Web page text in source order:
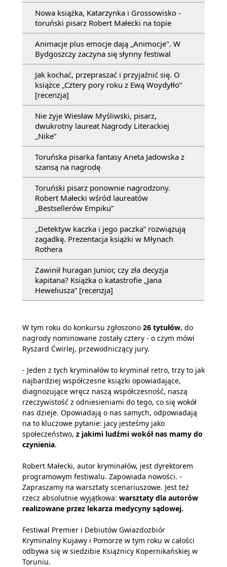
Nowa książka, Katarzynka i Grossowisko -
toruński pisarz Robert Małecki na topie
Animacje plus emocje dają „Animocje". W
Bydgoszczy zaczyna się słynny festiwal
Jak kochać, przepraszać i przyjaźnić się. O
książce „Cztery pory roku z Ewą Woydyłło”
[recenzja]
Nie żyje Wiesław Myśliwski, pisarz,
dwukrotny laureat Nagrody Literackiej
„Nike”
Toruńska pisarka fantasy Aneta Jadowska z
szansą na nagrodę
Toruński pisarz ponownie nagrodzony.
Robert Małecki wśród laureatów
„Bestsellerów Empiku”
„Detektyw kaczka i jego paczka” rozwiązują
zagadkę. Prezentacja książki w Młynach
Rothera
Zawinił huragan Junior, czy zła decyzja
kapitana? Książka o katastrofie „Jana
Heweliusza” [recenzja]
W tym roku do konkursu zgłoszono 26 tytułów, do
nagrody nominowane zostały cztery - o czym mówi
Ryszard Ćwirlej, przewodniczący jury.
- Jeden z tych kryminałów to kryminał retro, trzy to jak
najbardziej współczesne książki opowiadające,
diagnozujące wręcz naszą współczesność, naszą
rzeczywistość z odniesieniami do tego, co się wokół
nas dzieje. Opowiadają o nas samych, odpowiadają
na to kluczowe pytanie: jacy jesteśmy jako
społeczeństwo, z jakimi ludźmi wokół nas mamy do
czynienia.
Robert Małecki, autor kryminałów, jest dyrektorem
programowym festiwalu. Zapowiada nowości. -
Zapraszamy na warsztaty scenariuszowe. Jest też
rzecz absolutnie wyjątkowa: warsztaty dla autorów
realizowane przez lekarza medycyny sądowej.
Festiwal Premier i Debiutów Gwiazdozbiór
Kryminalny Kujawy i Pomorze w tym roku w całości
odbywa się w siedzibie Książnicy Kopernikańskiej w
Toruniu.